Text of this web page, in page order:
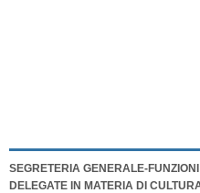
SEGRETERIA GENERALE-FUNZIONI
DELEGATE IN MATERIA DI